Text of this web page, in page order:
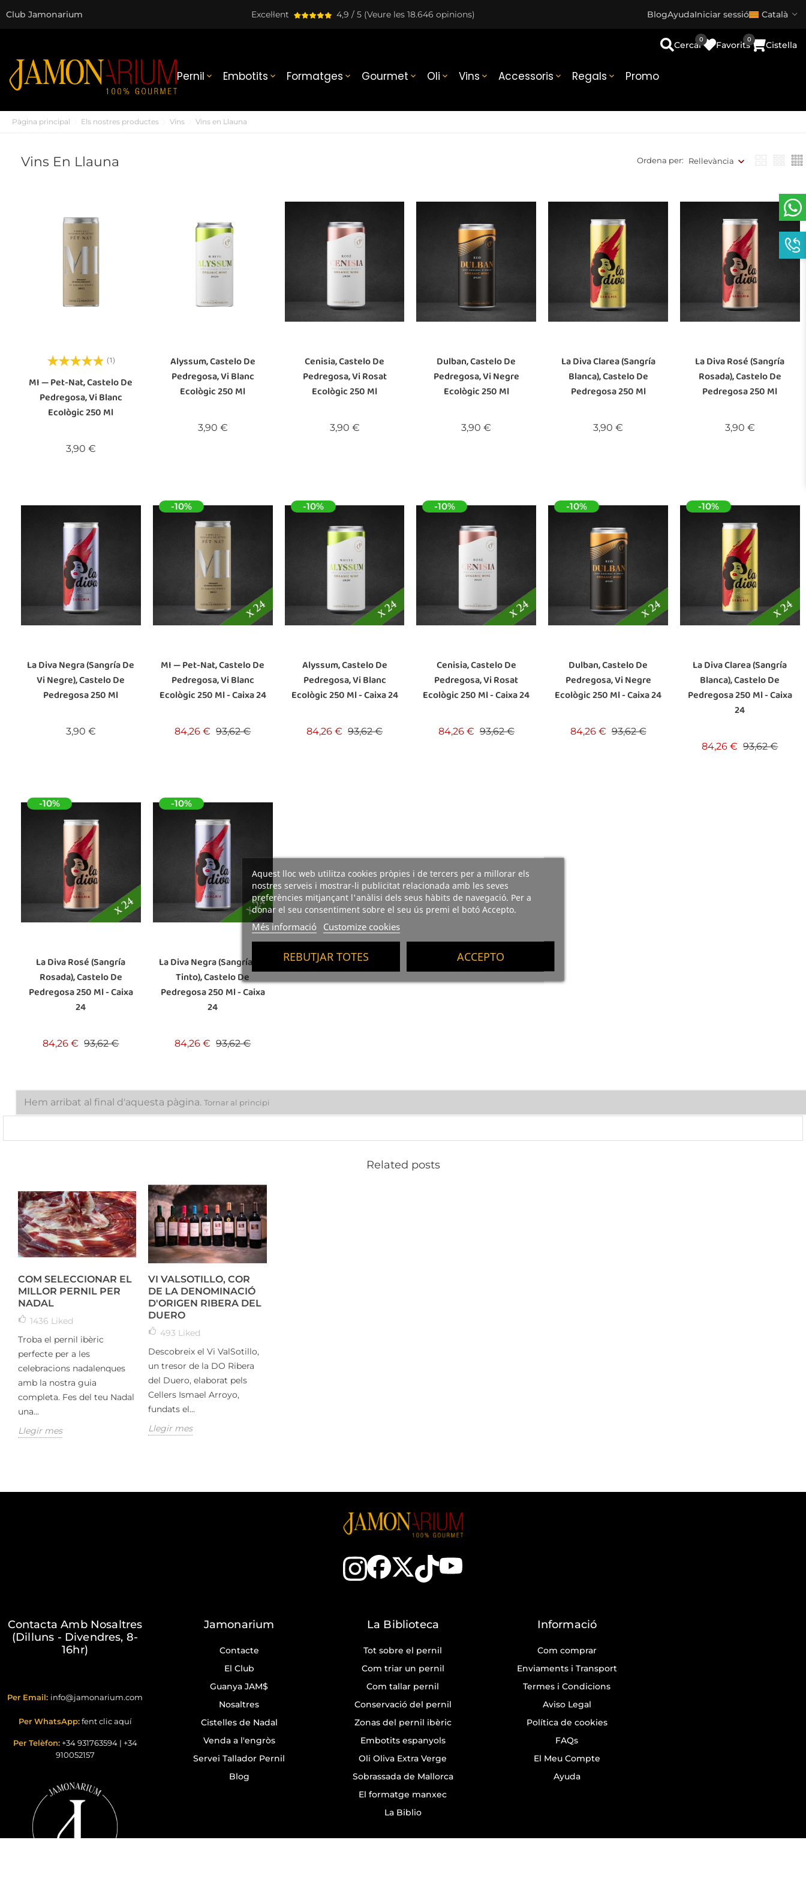
Aquest lloc web utilitza cookies pròpies i de tercers per a millorar els
nostres serveis i mostrar-li publicitat relacionada amb les seves
preferències mitjançant l'anàlisi dels seus hàbits de navegació. Per a
donar el seu consentiment sobre el seu ús premi el botó Accepto.
Més informació Customize cookies
REBUTJAR TOTES ACCEPTO
Club Jamonarium Excel·lent 4,9 / 5 (Veure les 18.646 opinions) BlogAyudaIniciar sessió Català
Pernil  Embotits  Formatges  Gourmet  Oli  Vins  Accessoris  Regals  Promo
Cercar Favorits
0
Cistella
0
Pàgina principal Els nostres productes Vins Vins en Llauna
Vins En Llauna Ordena per: Rellevància
(1)
MI — Pet-Nat, Castelo De
Pedregosa, Vi Blanc
Ecològic 250 Ml
3,90 €Preu
Alyssum, Castelo De
Pedregosa, Vi Blanc
Ecològic 250 Ml
3,90 €Preu
Cenisia, Castelo De
Pedregosa, Vi Rosat
Ecològic 250 Ml
3,90 €Preu
Dulban, Castelo De
Pedregosa, Vi Negre
Ecològic 250 Ml
3,90 €
La Diva Clarea (Sangría
Blanca), Castelo De
Pedregosa 250 Ml
3,90 €
La Diva Rosé (Sangría
Rosada), Castelo De
Pedregosa 250 Ml
3,90 €Preu
La Diva Negra (Sangría De
Vi Negre), Castelo De
Pedregosa 250 Ml
3,90 €Preu
-10%
MI — Pet-Nat, Castelo De
Pedregosa, Vi Blanc
Ecològic 250 Ml - Caixa 24
84,26 € Preu base
93,62 €Preu
-10%
Alyssum, Castelo De
Pedregosa, Vi Blanc
Ecològic 250 Ml - Caixa 24
84,26 € Preu base
93,62 €Preu
-10%
Cenisia, Castelo De
Pedregosa, Vi Rosat
Ecològic 250 Ml - Caixa 24
84,26 € Preu base
93,62 €Preu
-10%
Dulban, Castelo De
Pedregosa, Vi Negre
Ecològic 250 Ml - Caixa 24
84,26 € Preu base
93,62 €Preu
-10%
La Diva Clarea (Sangría
Blanca), Castelo De
Pedregosa 250 Ml - Caixa
24
84,26 € Preu base
93,62 €Preu
-10%
La Diva Rosé (Sangría
Rosada), Castelo De
Pedregosa 250 Ml - Caixa
24
84,26 € Preu base
93,62 €Preu
-10%
La Diva Negra (Sangría De
Tinto), Castelo De
Pedregosa 250 Ml - Caixa
24
84,26 € Preu base
93,62 €Preu
Hem arribat al final d'aquesta pàgina. Tornar al principi
Related posts
COM SELECCIONAR EL
MILLOR PERNIL PER
NADAL
1436 Liked
Troba el pernil ibèric
perfecte per a les
celebracions nadalenques
amb la nostra guia
completa. Fes del teu Nadal
una...
Llegir mes
VI VALSOTILLO, COR
DE LA DENOMINACIÓ
D'ORIGEN RIBERA DEL
DUERO
493 Liked
Descobreix el Vi ValSotillo,
un tresor de la DO Ribera
del Duero, elaborat pels
Cellers Ismael Arroyo,
fundats el...
Llegir mes
Contacta Amb Nosaltres
(Dilluns - Divendres, 8-
16hr)
Per Email: info@jamonarium.com
Per WhatsApp: fent clic aquí
Per Telèfon: +34 931763594| +34
910052157
Jamonarium
Contacte
El Club
Guanya JAM$
Nosaltres
Cistelles de Nadal
Venda a l'engròs
Servei Tallador Pernil
Blog
La Biblioteca
Tot sobre el pernil
Com triar un pernil
Com tallar pernil
Conservació del pernil
Zonas del pernil ibèric
Embotits espanyols
Oli Oliva Extra Verge
Sobrassada de Mallorca
El formatge manxec
La Biblio
Informació
Com comprar
Enviaments i Transport
Termes i Condicions
Aviso Legal
Política de cookies
FAQs
El Meu Compte
Ayuda